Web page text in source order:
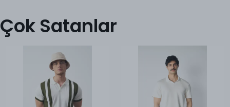
Çok Satanlar